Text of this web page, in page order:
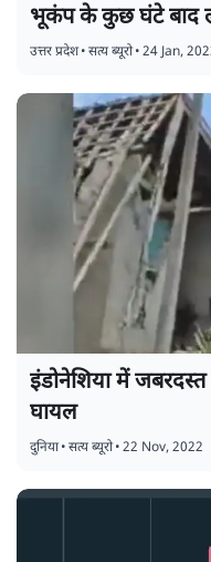
भूकंप के कुछ घंटे बाद
उत्तर प्रदेश•सत्य ब्यूरो•24 Jan,
इंडोनेशिया में
घायल
दुनिया•सत्य ब्यूरो•22 Nov, 2022